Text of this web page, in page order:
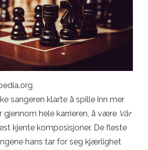
sangeren klarte å spille inn mer
gjennom hele karrieren, å være Vår
kjente komposisjoner. De fleste
hans tar for seg kjærlighet